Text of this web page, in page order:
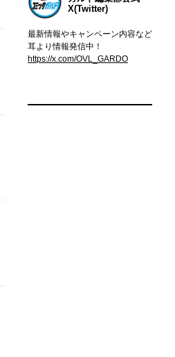
X(Twitter)
最新情報やキャンペーン内容など
耳より情報発信中！
https://x.com/OVL_GARDO